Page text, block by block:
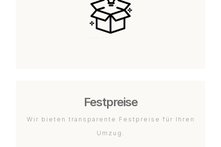
Festpreise
Wir bieten transparente Festpreise für Ihren
Umzug.